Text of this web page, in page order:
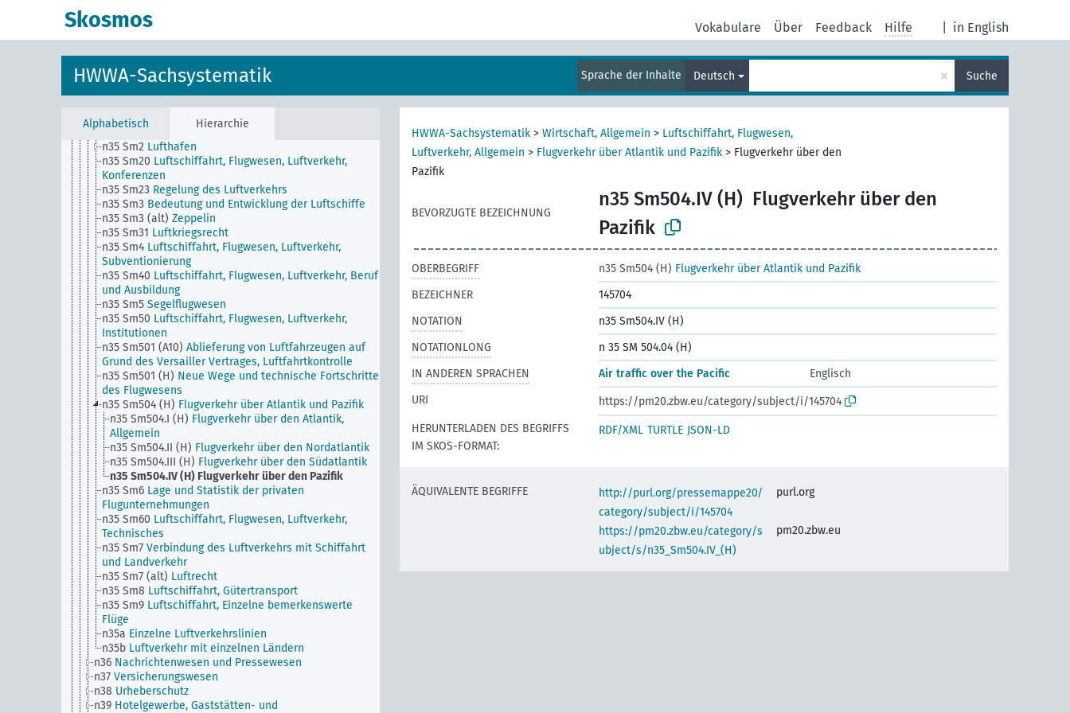
Skosmos in English
Vokabulare Über Feedback Hilfe
HWWA-Sachsystematik Sprache der Inhalte Deutsch × Suche
Alphabetisch Hierarchie
n35 Sm1 Flugwetterdienst
n35 Sm13 Bestellungen von Luftfahrzeugen (auch
militärischen) im Ausland, Allgemein
n35 Sm17
Luftrecht (mit Ausnahme von
n35 Sm2 Lufthafen
n35 Sm20 Luftschiffahrt, Flugwesen, Luftverkehr,
Konferenzen
n35 Sm23 Regelung des Luftverkehrs
n35 Sm3 Bedeutung und Entwicklung der Luftschiffe
n35 Sm3 (alt) Zeppelin
n35 Sm31 Luftkriegsrecht
n35 Sm4 Luftschiffahrt, Flugwesen, Luftverkehr,
Subventionierung
n35 Sm40 Luftschiffahrt, Flugwesen, Luftverkehr, Beruf
und Ausbildung
n35 Sm5 Segelflugwesen
n35 Sm50 Luftschiffahrt, Flugwesen, Luftverkehr,
Institutionen
n35 Sm501 (A10) Ablieferung von Luftfahrzeugen auf
Grund des Versailler Vertrages, Luftfahrtkontrolle
n35 Sm501 (H) Neue Wege und technische Fortschritte
des Flugwesens
n35 Sm504 (H) Flugverkehr über Atlantik und Pazifik
n35 Sm504.I (H) Flugverkehr über den Atlantik,
Allgemein
n35 Sm504.II (H) Flugverkehr über den Nordatlantik
n35 Sm504.III (H) Flugverkehr über den Südatlantik
n35 Sm504.IV (H) Flugverkehr über den Pazifik
n35 Sm6 Lage und Statistik der privaten
Flugunternehmungen
n35 Sm60 Luftschiffahrt, Flugwesen, Luftverkehr,
Technisches
n35 Sm7 Verbindung des Luftverkehrs mit Schiffahrt
und Landverkehr
n35 Sm7 (alt) Luftrecht
n35 Sm8 Luftschiffahrt, Gütertransport
n35 Sm9 Luftschiffahrt, Einzelne bemerkenswerte
Flüge
n35a Einzelne Luftverkehrslinien
n35b Luftverkehr mit einzelnen Ländern
n36 Nachrichtenwesen und Pressewesen
n37 Versicherungswesen
n38 Urheberschutz
n39 Hotelgewerbe, Gaststätten- und
HWWA-Sachsystematik > Wirtschaft, Allgemein > Luftschiffahrt, Flugwesen,
Luftverkehr, Allgemein > Flugverkehr über Atlantik und Pazifik > Flugverkehr über den
Pazifik
BEVORZUGTE BEZEICHNUNG
n35 Sm504.IV (H) Flugverkehr über den
Pazifik
OBERBEGRIFF n35 Sm504 (H) Flugverkehr über Atlantik und Pazifik
BEZEICHNER
145704
NOTATION
n35 Sm504.IV (H)
NOTATIONLONG
n 35 SM 504.04 (H)
IN ANDEREN SPRACHEN
Air traffic over the Pacific
Englisch
URI
https://pm20.zbw.eu/category/subject/i/145704
HERUNTERLADEN DES BEGRIFFS
IM SKOS-FORMAT:
RDF/XML TURTLE JSON-LD
ÄQUIVALENTE BEGRIFFE
http://purl.org/pressemappe20/
category/subject/i/145704
purl.org
https://pm20.zbw.eu/category/s
ubject/s/n35_Sm504.IV_(H)
pm20.zbw.eu